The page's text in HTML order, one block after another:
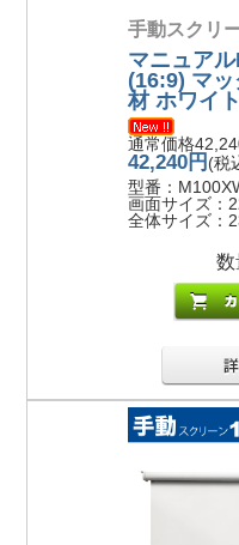
手動スクリ
マニュア
(16:9) マ
材 ホワイ
通常価格
42,240円 (税
型番：
画面サイズ：
全体サイズ：
数